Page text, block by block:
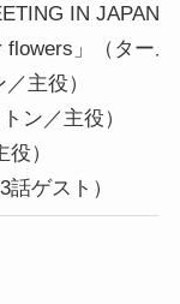
IN JAPAN
flowers」（ター
主役）
ン／主役）
）
ゲスト）